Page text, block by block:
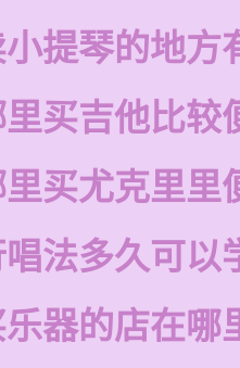
提琴的地方
买吉他比较
买尤克里里
法多久可以
器的店在哪